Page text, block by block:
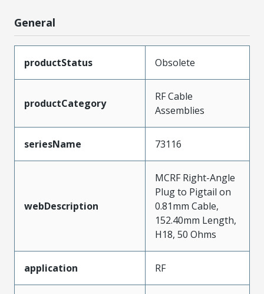
General
productStatus Obsolete
productCategory
RF Cable
Assemblies
seriesName 73116
webDescription
MCRF Right-Angle
Plug to Pigtail on
0.81mm Cable,
152.40mm Length,
H18, 50 Ohms
application RF